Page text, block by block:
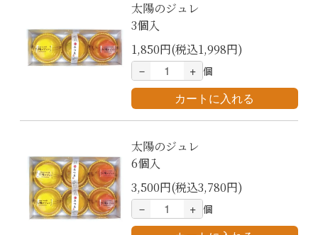
太陽のジュレ
3個入
1,850円(税込1,998円)
－
+ 個
太陽のジュレ
6個入
3,500円(税込3,780円)
－
+ 個